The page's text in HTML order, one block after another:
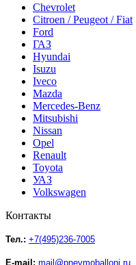
Chevrolet
Citroen / Peugeot / Fiat
Ford
ГАЗ
Hyundai
Isuzu
Iveco
Mazda
Mercedes-Benz
Mitsubishi
Nissan
Opel
Renault
Toyota
УАЗ
Volkswagen
Контакты
Тел.: +7(495)236-7005
E-mail: mail@pnevmoballoni.ru